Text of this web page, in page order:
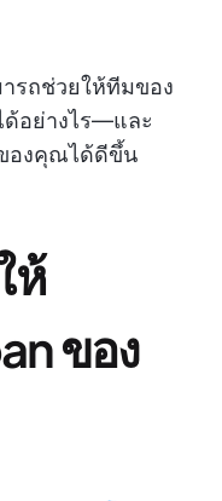
รถช่วยให้ทีมของ
อย่างไร—และ
องคุณได้ดีขึ้น
ห้
ของ